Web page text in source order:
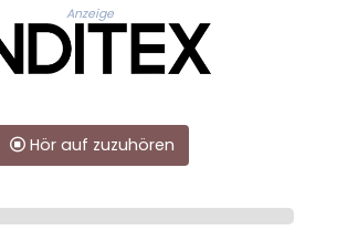
Anzeige
Hör auf zuzuhören